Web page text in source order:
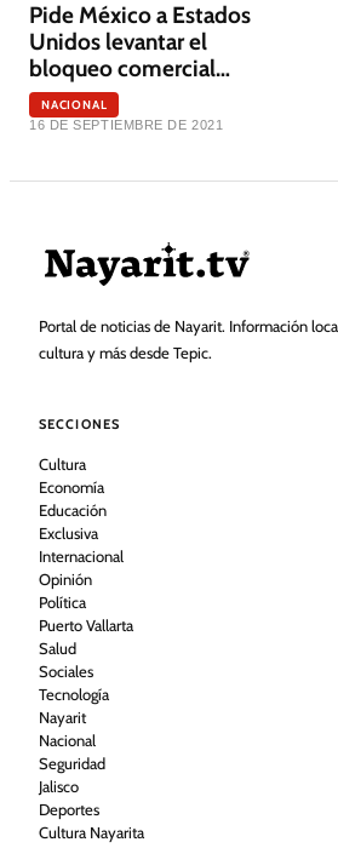
Pide México a Estados
Unidos levantar el
bloqueo comercial
contra Cuba
NACIONAL
16 DE SEPTIEMBRE DE 2021
Portal de noticias de Nayarit. Información
cultura y más desde Tepic.
SECCIONES
Cultura
Economía
Educación
Exclusiva
Internacional
Opinión
Política
Puerto Vallarta
Salud
Sociales
Tecnología
Nayarit
Nacional
Seguridad
Jalisco
Deportes
Cultura Nayarita